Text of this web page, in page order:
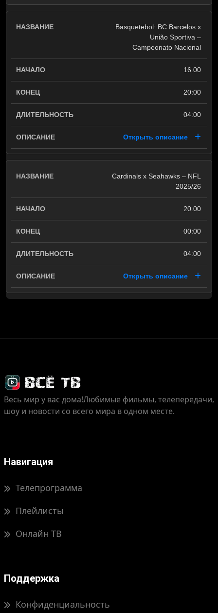
Basquetebol: BC Barcelos x
União Sportiva –
Campeonato Nacional
16:00
20:00
04:00
Открыть описание
Cardinals x Seahawks – NFL
2025/26
20:00
00:00
04:00
Открыть описание
Весь мир у вас дома!Любимые фильмы, телепередачи,
шоу и новости со всего мира в одном месте.
Навигация
Телепрограмма
Плейлисты
Онлайн ТВ
Поддержка
Конфиденциальность